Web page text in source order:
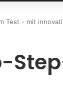
Test - mit